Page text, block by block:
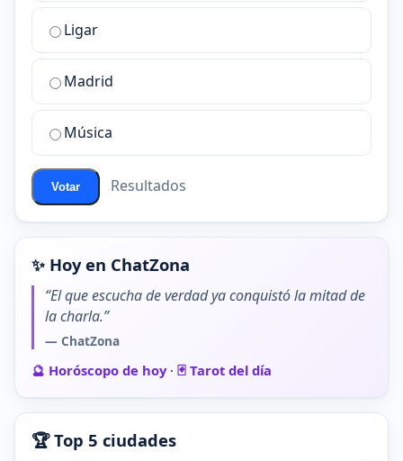
la
mejor
sala
chat
ChatZona?
Ligar
Madrid
Música
Votar Resultados
✨ Hoy en ChatZona
“El que escucha de verdad ya conquistó la mitad de
la charla.”
— ChatZona
🔮 Horóscopo de hoy· 🃏 Tarot del día
🏆 Top 5 ciudades